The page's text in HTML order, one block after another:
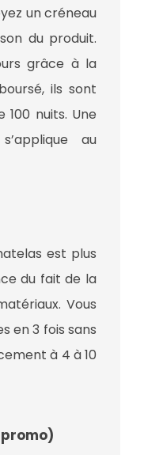
un créneau
du produit.
grâce à la
ils sont
100 nuits. Une
s’applique au
est plus
du fait de la
Vous
en 3 fois sans
à 4 à 10